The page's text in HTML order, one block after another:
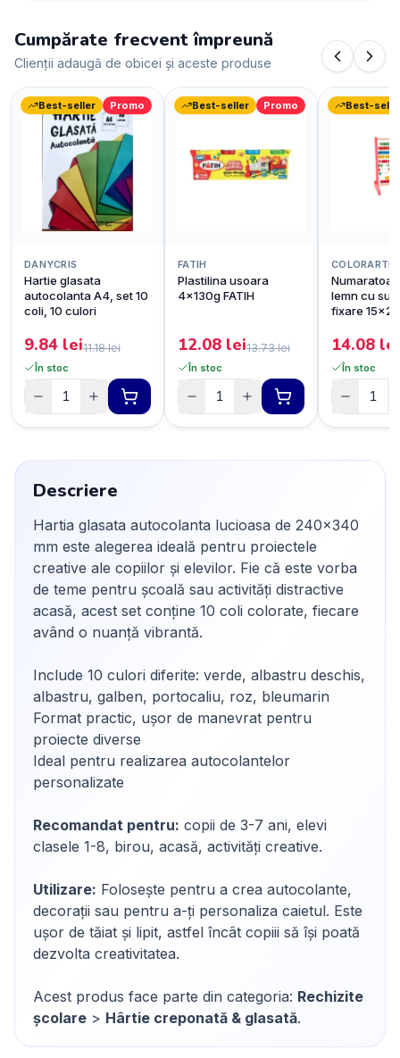
Cumpărate frecvent împreună
Clienții adaugă de obicei și aceste produse
Best-seller Promo
DANYCRIS
Hartie glasata
autocolanta A4, set 10
coli, 10 culori
9.84 lei11.18lei
În stoc
Best-seller Promo
FATIH
Plastilina usoara
4x130g FATIH
12.08 lei13.73lei
În stoc
Best-
COLORARTE
lemn cu
fixare
14.08 lei
În stoc
Descriere
Hartia glasata autocolanta lucioasa de 240x340
mm este alegerea ideală pentru proiectele
creative ale copiilor și elevilor. Fie că este vorba
de teme pentru școală sau activități distractive
acasă, acest set conține 10 coli colorate, fiecare
având o nuanță vibrantă.
Include 10 culori diferite: verde, albastru deschis,
albastru, galben, portocaliu, roz, bleumarin
Format practic, ușor de manevrat pentru
proiecte diverse
Ideal pentru realizarea autocolantelor
personalizate
Recomandat pentru: copii de 3-7 ani, elevi
clasele 1-8, birou, acasă, activități creative.
Utilizare: Folosește pentru a crea autocolante,
decorații sau pentru a-ți personaliza caietul. Este
ușor de tăiat și lipit, astfel încât copiii să își poată
dezvolta creativitatea.
Acest produs face parte din categoria: Rechizite
școlare > Hârtie creponată & glasată.